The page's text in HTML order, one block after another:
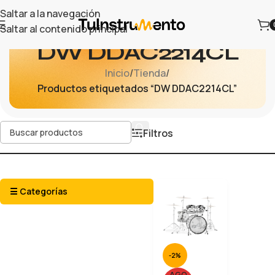
Saltar a la navegación
Saltar al contenido principal
DW DDAC2214CL
Inicio/Tienda/
Productos etiquetados “DW DDAC2214CL”
Filtros
☰ Categorías
-2%